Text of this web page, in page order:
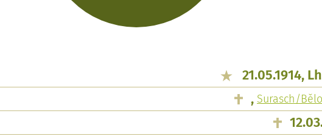
21.05.1914,
, Surasch/